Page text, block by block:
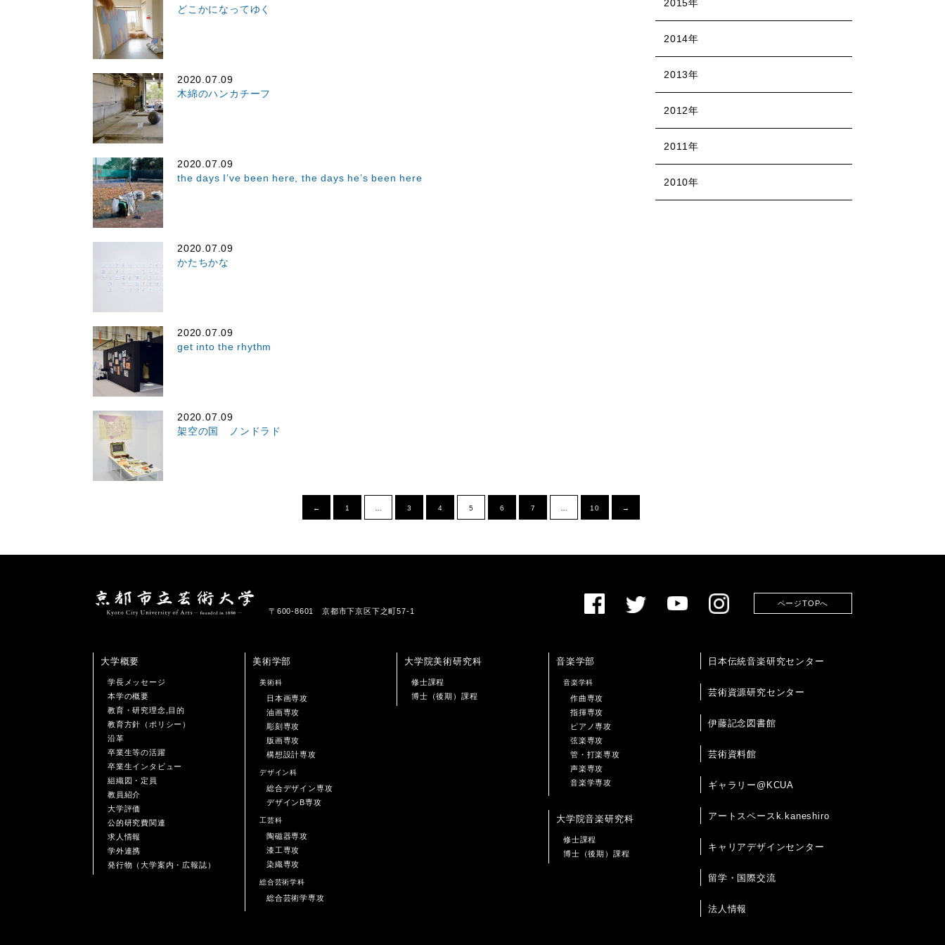
どこかになってゆく
2020.07.09
木綿のハンカチーフ
2020.07.09
the days I’ve been here, the days he’s been here
2020.07.09
かたちかな
2020.07.09
get into the rhythm
2020.07.09
架空の国 ノンドラド
← 1 3 4 5 6 7 10 →
2015年
2014年
2013年
2012年
2011年
2010年
〒600-8601 京都市下京区下之町57-1
ページTOPへ
大学概要
学長メッセージ
本学の概要
教育・研究理念,目的
教育方針（ポリシー）
沿革
卒業生等の活躍
卒業生インタビュー
組織図・定員
教員紹介
大学評価
公的研究費関連
求人情報
学外連携
発行物（大学案内・広報誌）
美術学部
美術科
日本画専攻
油画専攻
彫刻専攻
版画専攻
構想設計専攻
デザイン科
総合デザイン専攻
デザインB専攻
工芸科
陶磁器専攻
漆工専攻
染織専攻
総合芸術学科
総合芸術学専攻
大学院美術研究科
修士課程
博士（後期）課程
音楽学部
音楽学科
作曲専攻
指揮専攻
ピアノ専攻
弦楽専攻
管・打楽専攻
声楽専攻
音楽学専攻
大学院音楽研究科
修士課程
博士（後期）課程
日本伝統音楽研究センター
芸術資源研究センター
伊藤記念図書館
芸術資料館
ギャラリー@KCUA
アートスペースk.kaneshiro
キャリアデザインセンター
留学・国際交流
法人情報